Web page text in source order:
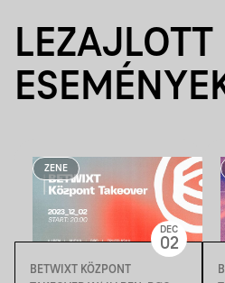
LEZAJLOTT
ZENE
BETWIXT KÖZPONT
DEC
02